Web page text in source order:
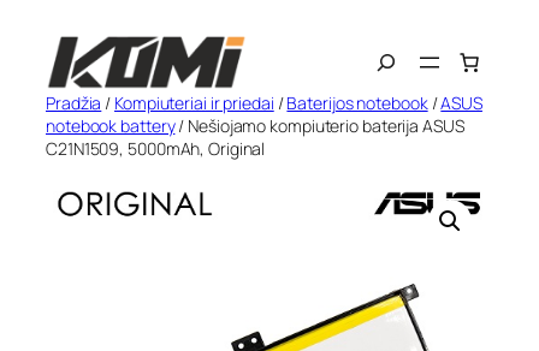
turinio
Search
Pradžia / Kompiuteriai ir priedai /Baterijos notebook/ASUS
notebook battery/ Nešiojamo kompiuterio baterija ASUS
C21N1509, 5000mAh, Original